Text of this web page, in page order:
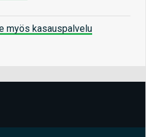
myös kasauspalvelu